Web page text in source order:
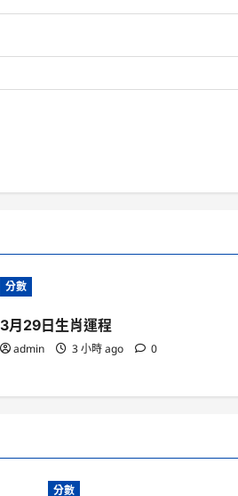
分數
3月29日生肖運程
admin 3 小時 ago 0
分數